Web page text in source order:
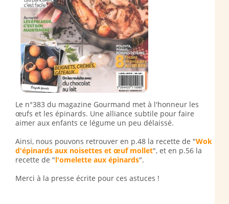
Le n°383 du magazine Gourmand met à l'honneur les
œufs et les épinards. Une alliance subtile pour faire
aimer aux enfants ce légume un peu délaissé.
Ainsi, nous pouvons retrouver en p.48 la recette de "Wok
d'épinards aux noisettes et œuf mollet", et en p.56 la
recette de "l'omelette aux épinards".
Merci à la presse écrite pour ces astuces !